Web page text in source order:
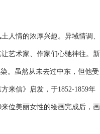
人情的浓厚兴趣。异域情调、
艺术家、作家们心驰神往。新
。虽然从未去过中东，但他受
来信》启发，于1852-1859年
位美丽女性的绘画完成后，画